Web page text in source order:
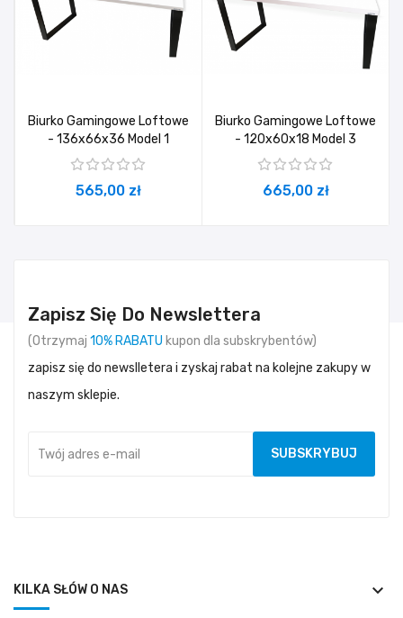
Biurko Gamingowe Loftowe
- 136x66x36 Model 1
565,00 zł
Biurko Gamingowe Loftowe
- 120x60x18 Model 3
665,00 zł
Zapisz Się Do Newslettera
(Otrzymaj 10% RABATU kupon dla subskrybentów)
zapisz się do newslletera i zyskaj rabat na kolejne zakupy w
naszym sklepie.
KILKA SŁÓW O NAS keyboard_arrow_down